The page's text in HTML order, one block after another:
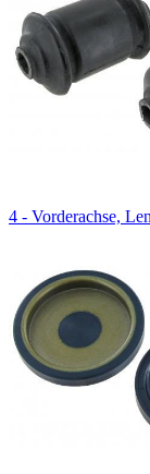
4 - Vorderachse,